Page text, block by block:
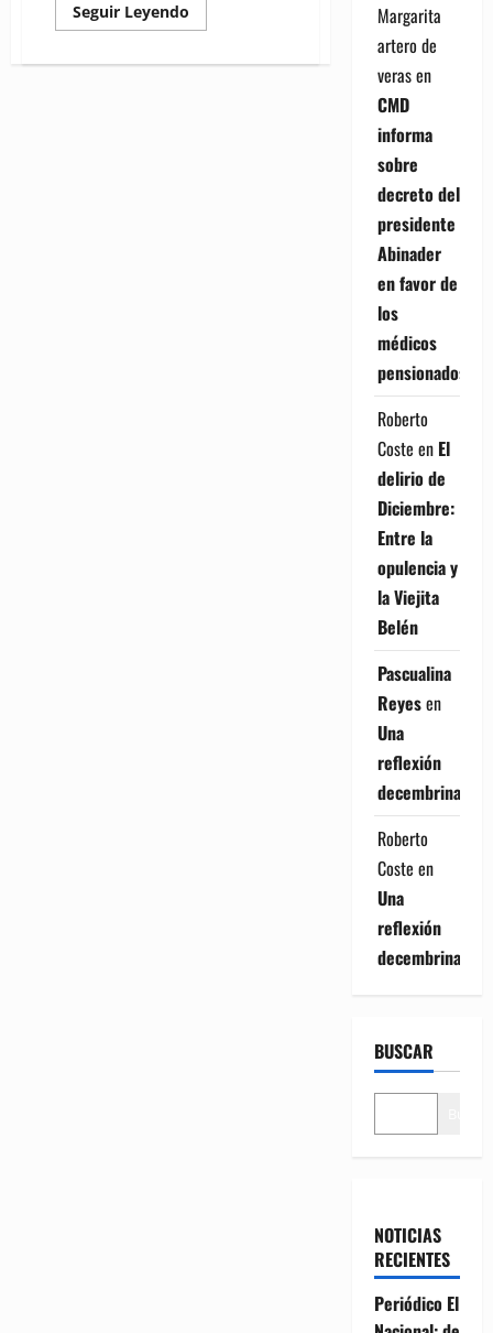
Seguir Leyendo
more
consultas
Margarita
artero de
verasen
CMD
informa
sobre
decreto del
presidente
Abinader
en favor de
los
médicos
pensionados
Roberto
Coste en El
delirio de
Diciembre:
Entre la
opulencia y
la Viejita
Belén
Pascualina
Reyesen
Una
reflexión
decembrina
Roberto
Coste en
Una
reflexión
decembrina
BUSCAR
NOTICIAS
RECIENTES
Periódico El